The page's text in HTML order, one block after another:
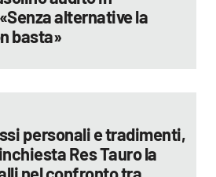
alternative la
basta»
personali e tradimenti,
Res Tauro la